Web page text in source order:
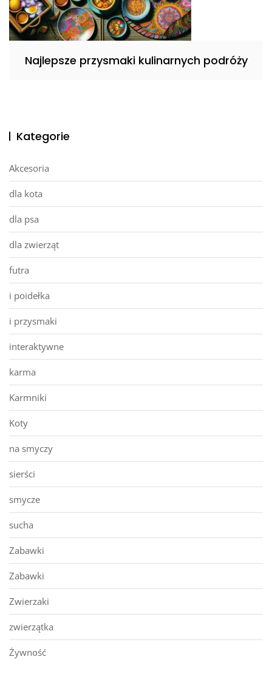
Najlepsze przysmaki kulinarnych podróży
Kategorie
Akcesoria
dla kota
dla psa
dla zwierząt
futra
i poidełka
i przysmaki
interaktywne
karma
Karmniki
Koty
na smyczy
sierści
smycze
sucha
Zabawki
Zabawki
Zwierzaki
zwierzątka
Żywność